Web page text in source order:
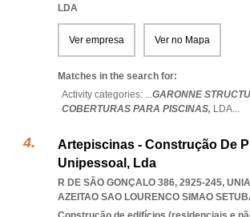
LDA
Ver empresa Ver no Mapa
Matches in the search for:
Activity categories: ...GARONNE
COBERTURAS PARA PISCINAS, LDA...
Artepiscinas - Construção De
Unipessoal, Lda
R DE SÃO GONÇALO 386, 2925-245,
AZEITAO SAO LOURENCO SIMAO